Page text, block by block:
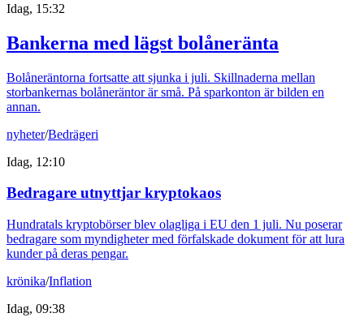
Idag, 15:32
Bankerna med lägst bolåneränta
Bolåneräntorna fortsatte att sjunka i juli. Skillnaderna mellan
storbankernas bolåneräntor är små. På sparkonton är bilden en
annan.
nyheter/Bedrägeri
Idag, 12:10
Bedragare utnyttjar kryptokaos
Hundratals kryptobörser blev olagliga i EU den 1 juli. Nu poserar
bedragare som myndigheter med förfalskade dokument för att lura
kunder på deras pengar.
krönika/Inflation
Idag, 09:38